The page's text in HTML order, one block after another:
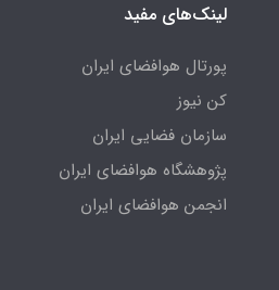
لینک‌های مفید
پورتال هوافضای ایران
کن نیوز
سازمان فضایی ایران
پژوهشگاه هوافضای ایران
انجمن هوافضای ایران